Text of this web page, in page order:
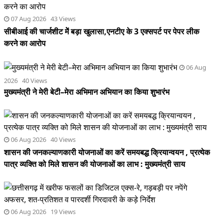
07 Aug 2026 43 Views
सीबीआई की चार्जशीट मेें बड़ा खुलासा,एनटीए के 3 एक्सपर्ट पर पेपर लीक
करने का आरोप
06 Aug
2026 40 Views
मुख्यमंत्री ने मेरी बेटी–मेरा अभिमान अभियान का किया शुभारंभ
06 Aug 2026 40 Views
शासन की जनकल्याणकारी योजनाओं का करें समयबद्ध क्रियान्वयन , प्रत्येक
पात्र व्यक्ति को मिले शासन की योजनाओं का लाभ : मुख्यमंत्री साय
06 Aug 2026 19 Views